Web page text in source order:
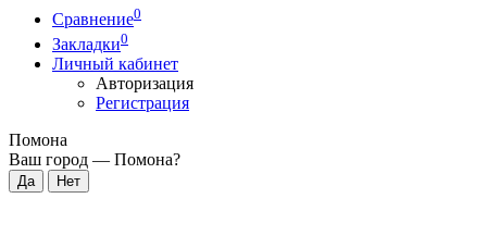
Сравнение0
Закладки0
Личный кабинет
Авторизация
Регистрация
Помона
Ваш город — Помона?